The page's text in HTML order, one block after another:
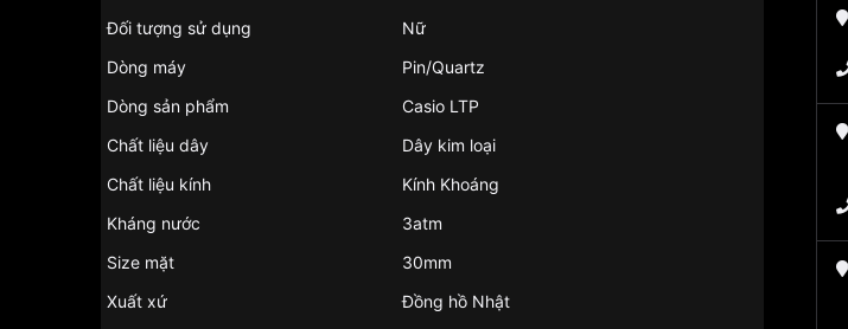
Đối tượng sử dụng
Nữ
Dòng máy
Pin/Quartz
Dòng sản phẩm
Casio LTP
Chất liệu dây
Dây kim loại
Chất liệu kính
Kính Khoáng
Kháng nước
3atm
Size mặt
30mm
Xuất xứ
Đồng hồ Nhật